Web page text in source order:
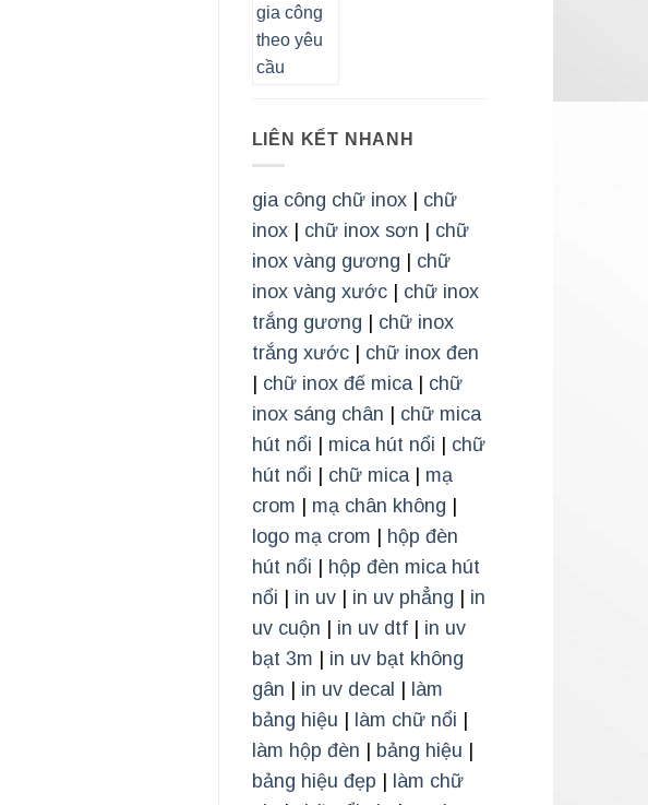
LIÊN KẾT NHANH
gia công chữ inox| chữ
inox| chữ inox sơn
chữ
inox vàng gương
chữ
inox vàng xước| chữ inox
trắng gương
chữ inox
trắng xước| chữ inox đen
chữ inox đế mica| chữ
inox sáng chân
chữ mica
hút nổi
mica hút nổi
chữ
hút nổi
chữ mica| mạ
crom
mạ chân không
logo mạ crom
hộp đèn
hút nổi
hộp đèn mica hút
nổi
in uv| in uv phẳng
in
uv cuộn
in uv dtf| in uv
bạt 3m
in uv bạt không
gân
in uv decal
làm
bảng hiệu
làm chữ nổi
làm hộp đèn
bảng hiệu
bảng hiệu đẹp
làm chữ